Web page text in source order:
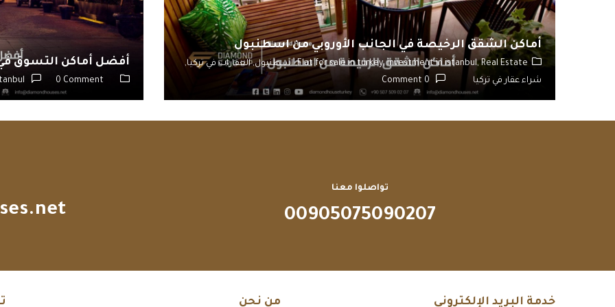
أماكن الشقق الرخيصة في الجانب الأوروبي من اسطنبول
Flat for sale in turkey,investment in istanbul, Real Estate, اسطنبول,العقارات في تركيا,
شراء عقار في تركيا
أفضل أماكن التسوق
0 Comment
تواصلوا معنا
00905075090207
من نحن خدمة البريد الإلكتروني